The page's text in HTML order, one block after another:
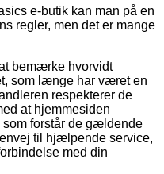
e-butik kan man på en
regler, men det er mange
bemærke hvorvidt
som længe har været en
respekterer de
at hjemmesiden
forstår de gældende
til hjælpende service,
med din